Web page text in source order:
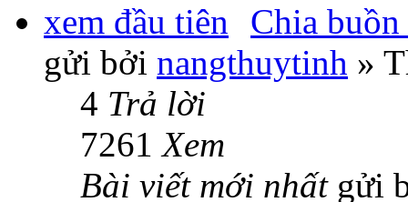
Chia
gửi bởi nangthuytinh »
4 Trả lời
7261Xem
Bài viết mới nhất gửi